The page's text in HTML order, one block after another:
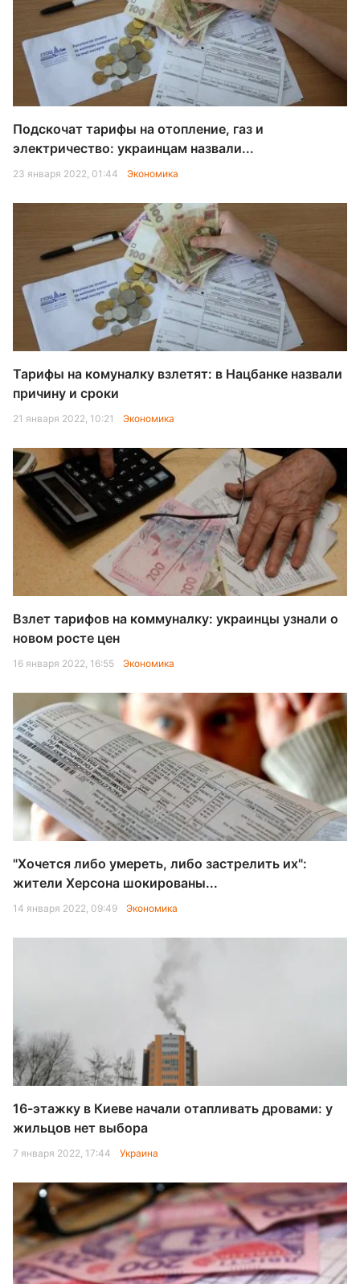
Подскочат тарифы на отопление, газ и
электричество: украинцам назвали...
23 января 2022, 01:44 Экономика
Тарифы на комуналку взлетят: в Нацбанке назвали
причину и сроки
21 января 2022, 10:21 Экономика
Взлет тарифов на коммуналку: украинцы узнали о
новом росте цен
16 января 2022, 16:55 Экономика
"Хочется либо умереть, либо застрелить их":
жители Херсона шокированы...
14 января 2022, 09:49 Экономика
16-этажку в Киеве начали отапливать дровами: у
жильцов нет выбора
7 января 2022, 17:44 Украина